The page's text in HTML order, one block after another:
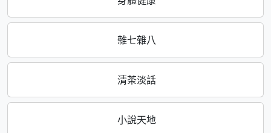
雜七雜八
清茶淡話
小說天地